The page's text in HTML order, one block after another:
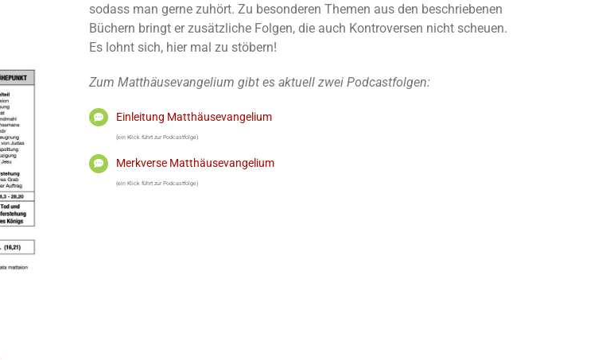
sodass man gerne zuhört. Zu besonderen Themen aus den beschriebenen
Büchern bringt er zusätzliche Folgen, die auch Kontroversen nicht scheuen.
Es lohnt sich, hier mal zu stöbern!
Zum Matthäusevangelium gibt es aktuell zwei Podcastfolgen:
Einleitung Matthäusevangelium
(ein Klick führt zur Podcastfolge)
Merkverse Matthäusevangelium
(ein Klick führt zur Podcastfolge)